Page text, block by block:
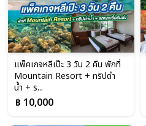
แพ็คเกจหลีเป๊ะ 3 วัน 2 คืน พักที่
Mountain Resort + ทริปดำ
น้ำ + ร...
฿ 10,000